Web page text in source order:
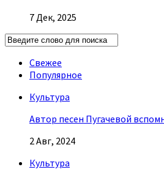
7 Дек, 2025
Свежее
Популярное
Культура
Автор песен Пугачевой
2 Авг, 2024
Культура